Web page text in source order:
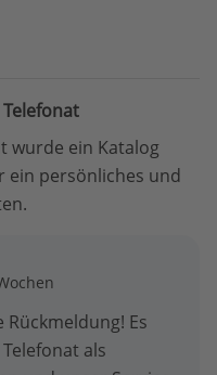
wurde ein Katalog
ein persönliches und
Es
als